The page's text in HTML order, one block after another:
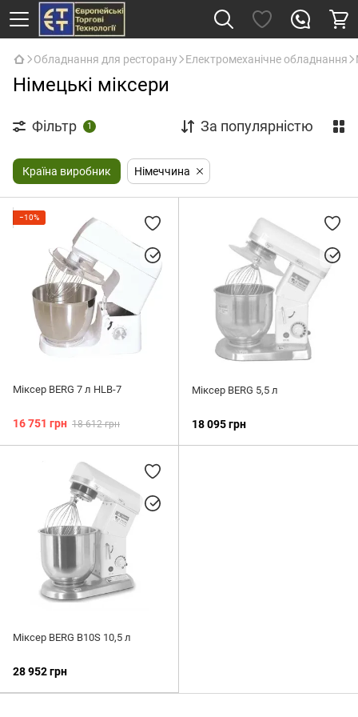
Обладнання для ресторану Електромеханічне обладнання
Німецькі міксери
Фільтр 1 За популярністю
Країна виробник Німеччина
−10%
Міксер BERG 7 л HLB-7
16 751 грн 18 612 грн
Міксер BERG 5,5 л
18 095 грн
Міксер BERG B10S 10,5 л
28 952 грн